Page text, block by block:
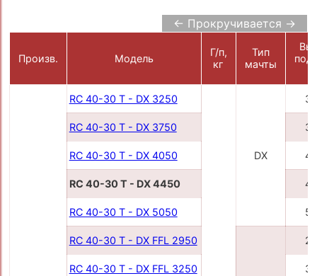
← Прокручивается →
Произв. Модель
Г/п,
кг
Тип
мачты
RC 40-30 T - DX 3250
DX
RC 40-30 T - DX 3750
RC 40-30 T - DX 4050
RC 40-30 T - DX 4450
RC 40-30 T - DX 5050
RC 40-30 T - DX FFL 2950
RC 40-30 T - DX FFL 3250